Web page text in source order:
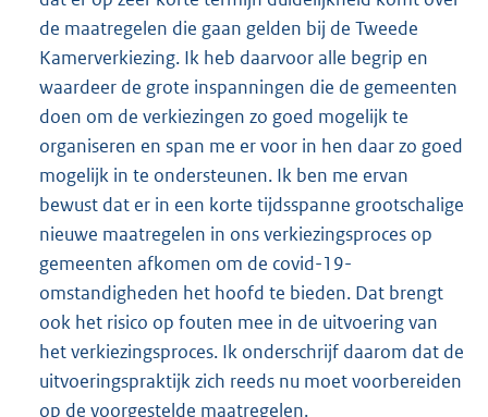
de maatregelen die gaan gelden bij de Tweede
Kamerverkiezing. Ik heb daarvoor alle begrip en
waardeer de grote inspanningen die de gemeenten
doen om de verkiezingen zo goed mogelijk te
organiseren en span me er voor in hen daar zo goed
mogelijk in te ondersteunen. Ik ben me ervan
bewust dat er in een korte tijdsspanne grootschalige
nieuwe maatregelen in ons verkiezingsproces op
gemeenten afkomen om de covid-19-
omstandigheden het hoofd te bieden. Dat brengt
ook het risico op fouten mee in de uitvoering van
het verkiezingsproces. Ik onderschrijf daarom dat de
uitvoeringspraktijk zich reeds nu moet voorbereiden
op de voorgestelde maatregelen.